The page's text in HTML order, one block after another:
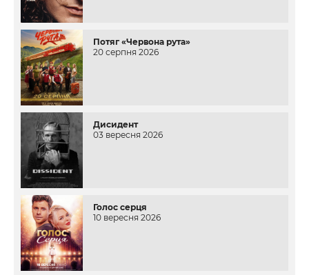
Потяг «Червона рута»
20 серпня 2026
Дисидент
03 вересня 2026
Голос серця
10 вересня 2026